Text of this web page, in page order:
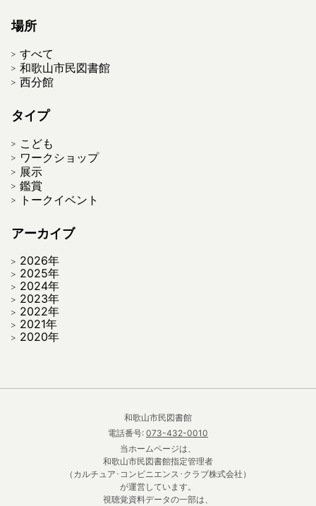
場所
すべて
和歌山市民図書館
西分館
タイプ
こども
ワークショップ
展示
鑑賞
トークイベント
アーカイブ
2026年
2025年
2024年
2023年
2022年
2021年
2020年
和歌山市民図書館
電話番号: 073-432-0010
当ホームページは、
和歌山市民図書館指定管理者
（カルチュア･コンビニエンス･クラブ株式会社）
が運営しています。
視聴覚資料データの一部は、